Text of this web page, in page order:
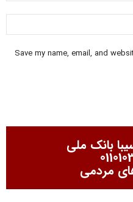
Save my name, email, and
بانک ملی
مردمی